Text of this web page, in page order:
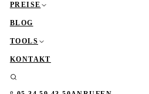
PREISE
BLOG
TOOLS
KONTAKT